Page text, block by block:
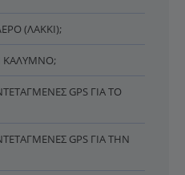
(ΛΑΚΚΊ);
ΚΆΛΥΜΝΟ;
GPS ΓΙΑ ΤΟ
GPS ΓΙΑ ΤΗΝ